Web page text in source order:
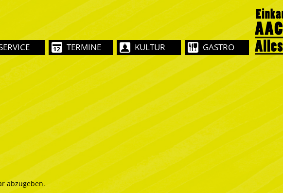
TERMINE KULTUR GASTRO
abzugeben.